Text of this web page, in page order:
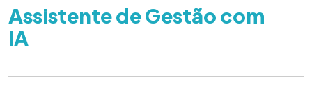
Assistente de Gestão com
IA